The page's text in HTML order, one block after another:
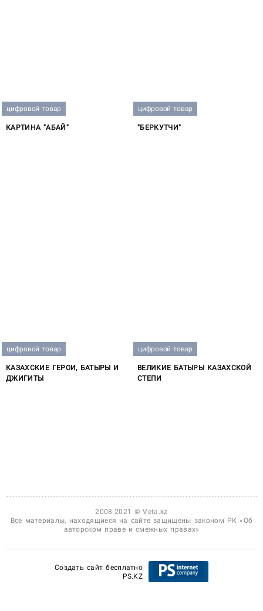
цифровой товар
КАРТИНА "АБАЙ"
цифровой товар
"БЕРКУТЧИ"
цифровой товар
КАЗАХСКИЕ ГЕРОИ, БАТЫРЫ И
ДЖИГИТЫ
цифровой товар
ВЕЛИКИЕ БАТЫРЫ КАЗАХСКОЙ
СТЕПИ
2008-2021 © Veta.kz
Все материалы, находящиеся на сайте защищены законом РК «Об
авторском праве и смежных правах»
Создать сайт бесплатно
PS.KZ